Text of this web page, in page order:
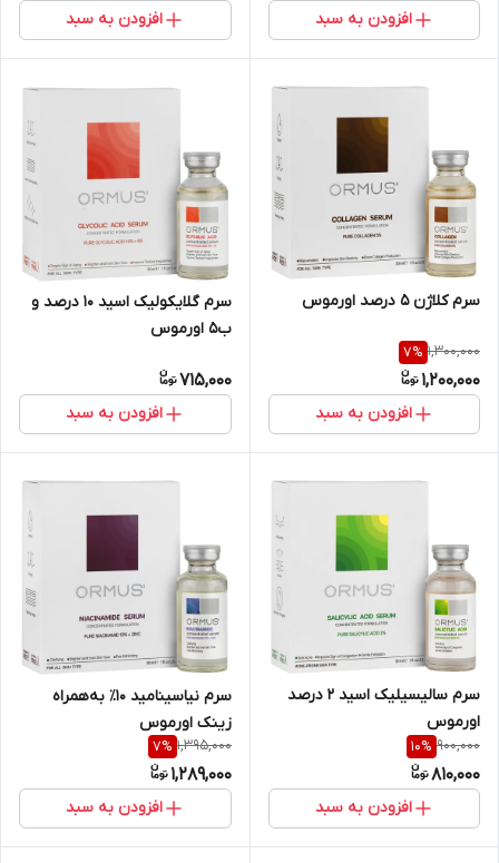
افزودن به سبد افزودن به سبد
سرم کلاژن 5 درصد اورموس
1,300,000
7%
1,200,000
افزودن به سبد
سرم گلایکولیک اسید 10 درصد و
ب5 اورموس
715,000
افزودن به سبد
سرم سالیسیلیک اسید 2 درصد
اورموس
900,000
10%
810,000
افزودن به سبد
سرم نیاسینامید ۱۰٪ به‌همراه
زینک اورموس
1,395,000
7%
1,289,000
افزودن به سبد